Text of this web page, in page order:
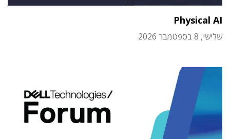
Physical AI
שלישי, 8 בספטמבר 2026